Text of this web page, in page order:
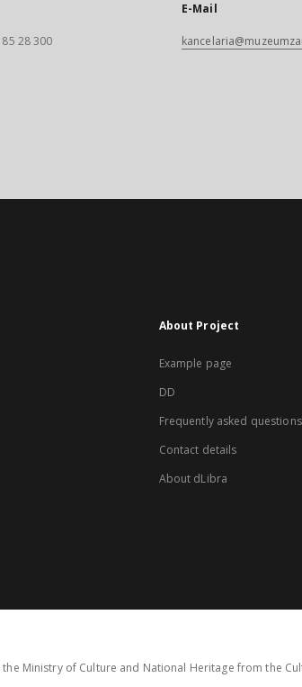
28 300
E-Mail
About Project
Example page
DD
Frequently asked questions
Contact details
About dLibra
Ministry of Culture and National Heritage from the